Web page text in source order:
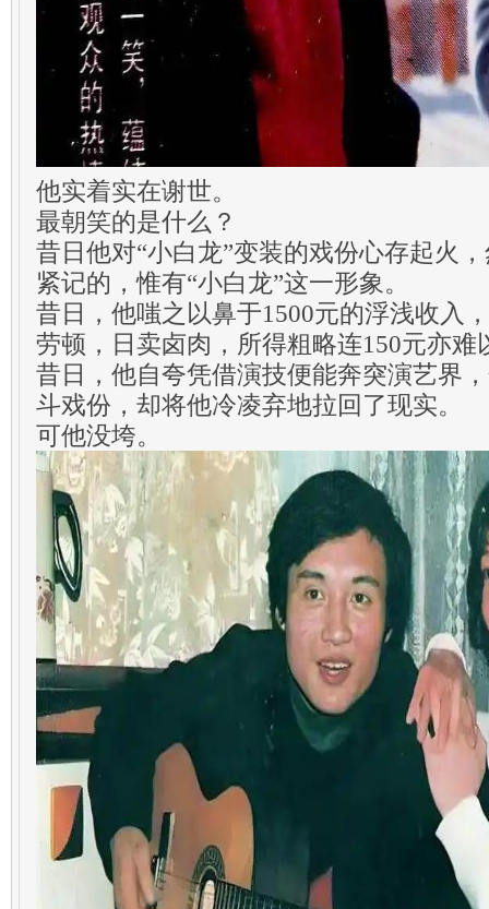
他实着实在谢世。
最朝笑的是什么？
昔日他对“小白龙”变装的戏份心存起火
紧记的，惟有“小白龙”这一形象。
昔日，他嗤之以鼻于1500元的浮浅收入
劳顿，日卖卤肉，所得粗略连150元亦难
昔日，他自夸凭借演技便能奔突演艺界
斗戏份，却将他冷凌弃地拉回了现实。
可他没垮。